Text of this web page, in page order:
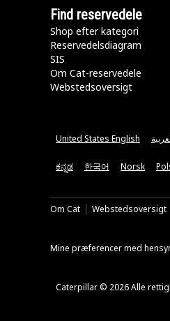
Find reservedele
Shop efter kategori
Reservedelsdiagram
SIS
Om Cat-reservedele
Webstedsoversigt
United States English
ಕನ್ನಡ 한국어 Norsk
Om Cat Webstedsoversigt
Mine præferencer med
Caterpillar © 2026 Alle